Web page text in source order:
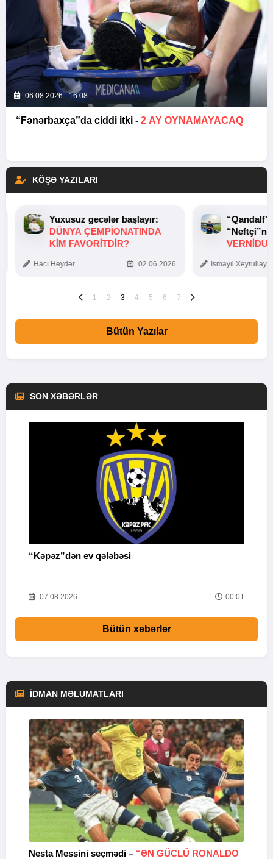
06.08.2026 - 16:08
“Fənərbaxça”da ciddi itki - 2 AY OYNAMAYACAQ
KÖŞƏ YAZILARI
Yuxusuz gecələr başlayır:
DÜNYA ÇEMPIONATINDA
KIM FAVORITDIR?
Hacı Heydər 02.06.2026 İsmayıl
1 2 3 4 5 6 7
Bütün Yazılar
SON XƏBƏRLƏR
“Kəpəz”dən ev qələbəsi
07.08.2026 00:01
Bütün xəbərlər
İDMAN MƏLUMATLARI
Nesta Messini seçmədi – “ƏN GÜCLÜ RONALDO